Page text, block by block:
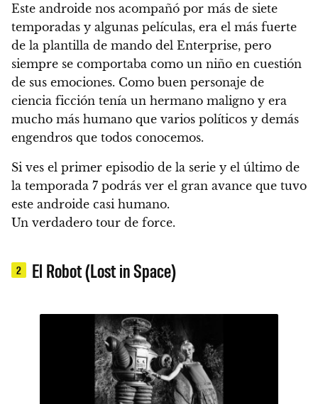
Este androide nos acompañó por más de siete
temporadas y algunas películas, era el más fuerte
de la plantilla de mando del Enterprise, pero
siempre se comportaba como un niño en cuestión
de sus emociones. Como buen personaje de
ciencia ficción tenía un hermano maligno y era
mucho más humano que varios políticos y demás
engendros que todos conocemos.
Si ves el primer episodio de la serie y el último de
la temporada 7 podrás ver el gran avance que tuvo
este androide casi humano.
Un verdadero tour de force.
2 El Robot (Lost in Space)